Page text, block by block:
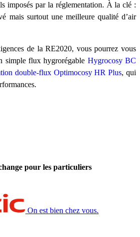
imposés par la réglementation. À la clé :
mais surtout une meilleure qualité d’air
de la RE2020, vous pourrez vous
simple flux hygrorégable Hygrocosy BC
double-flux Optimocosy HR Plus, qui
pour les particuliers
On est bien chez vous.